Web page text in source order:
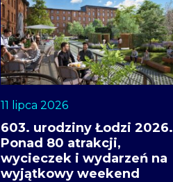
11 lipca 2026
603. urodziny Łodzi 2026.
Ponad 80 atrakcji,
wycieczek i wydarzeń na
wyjątkowy weekend